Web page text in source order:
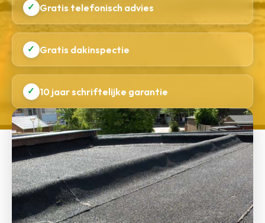
✓ Gratis telefonisch advies
✓ Gratis dakinspectie
✓ 10 jaar schriftelijke garantie